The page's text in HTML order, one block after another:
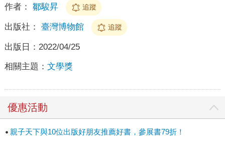
作者： 鄒駿昇 追蹤
出版社： 臺灣博物館 追蹤
出版日： 2022/04/25
相關主題： 文學獎
優惠活動
親子天下與10位出版好朋友推薦好書，參展書79折！